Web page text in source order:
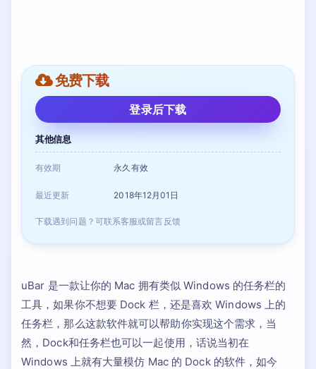
免费下载
登录后下载
其他信息
有效期 永久有效
最近更新 2018年12月01日
下载遇到问题？可联系客服或留言反馈
uBar 是一款让你的 Mac 拥有类似 Windows 的任务栏的
工具，如果你不想要 Dock 栏，还是喜欢 Windows 上的
任务栏，那么这款软件就可以帮助你实现这个需求，当
然，Dock和任务栏也可以一起使用，话说当初在
Windows 上就有大量模仿 Mac 的 Dock 的软件，如今